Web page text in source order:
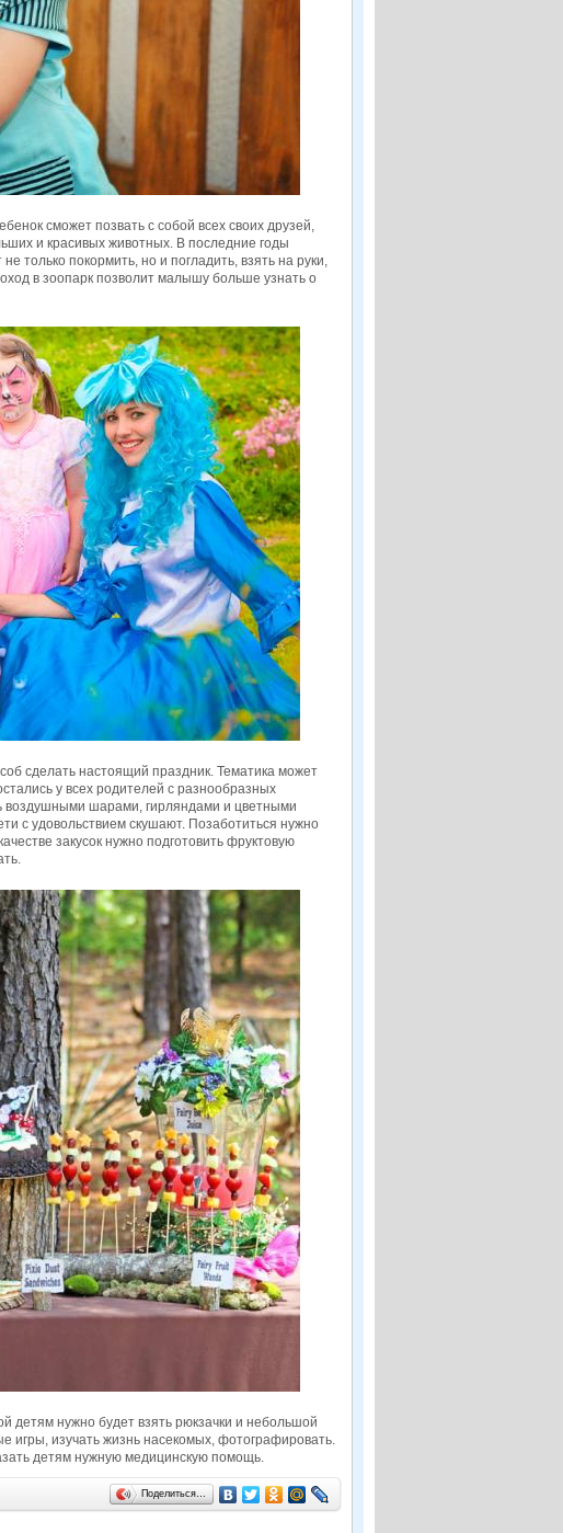
сможет позвать с собой всех своих друзей,
и красивых животных. В последние годы
только покормить, но и погладить, взять на руки,
в зоопарк позволит малышу больше узнать о
сделать настоящий праздник. Тематика может
у всех родителей с разнообразных
воздушными шарами, гирляндами и цветными
с удовольствием скушают. Позаботиться нужно
закусок нужно подготовить фруктовую
детям нужно будет взять рюкзачки и небольшой
игры, изучать жизнь насекомых, фотографировать.
детям нужную медицинскую помощь.
Поделиться…